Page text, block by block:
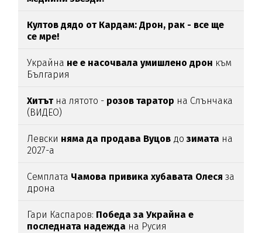
Култов дядо от Кардам: Дрон, рак - все ще
се мре!
Украйна не е насочвала умишлено дрон към
България
Хитътна лятото - розов таратор на Слънчака
(ВИДЕО)
Левски няма да продава Вуцов дозимата на
2027-а
Семплата Чамова привика хубавата Олеся за
дрона
Гари Каспаров: Победа за Украйна е
последната надежда на Русия